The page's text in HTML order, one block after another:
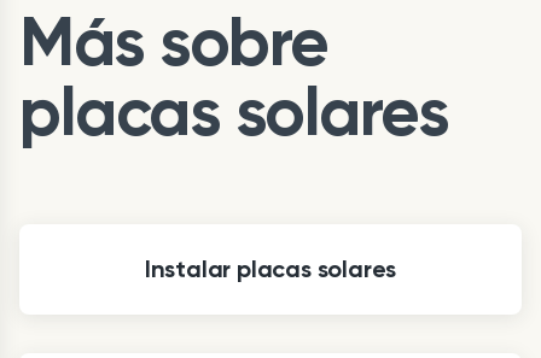
Más sobre
placas solares
Instalar placas solares